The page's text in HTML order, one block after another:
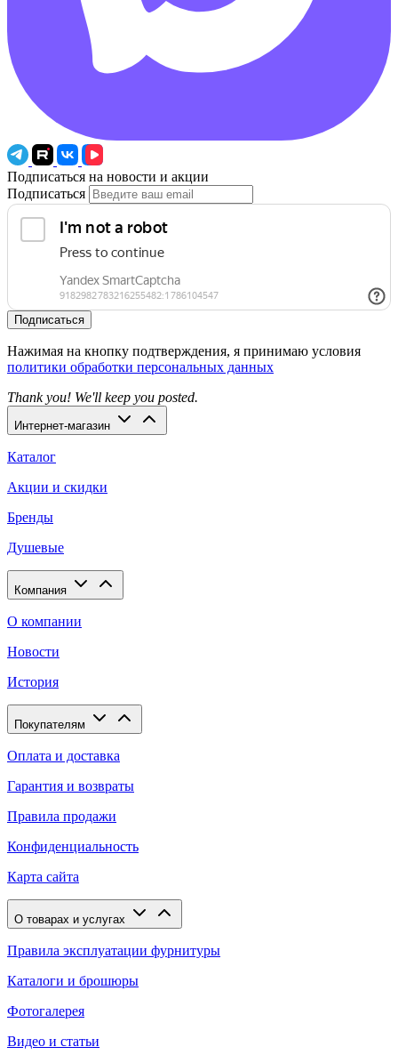
Подписаться на новости и акции
Подписаться
Подписаться
Нажимая на кнопку подтверждения, я принимаю условия
политики обработки персональных данных
Thank you! We'll keep you posted.
Интернет-магазин
Каталог
Акции и скидки
Бренды
Душевые
Компания
О компании
Новости
История
Покупателям
Оплата и доставка
Гарантия и возвраты
Правила продажи
Конфиденциальность
Карта сайта
О товарах и услугах
Правила эксплуатации фурнитуры
Каталоги и брошюры
Фотогалерея
Видео и статьи